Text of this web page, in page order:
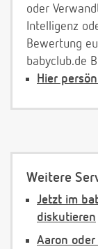
oder
Intelligenz
Bewertung
babyclub.de
Hier
Weitere
Jetzt im
diskutieren
Aaron